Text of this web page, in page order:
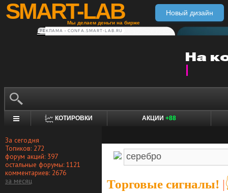
SMART-LAB
Мы делаем деньги на бирже
Новый дизайн
РЕКЛАМА • CONFA.SMART-LAB.RU
КОТИРОВКИ АКЦИИ +88
За сегодня
Топиков: 272
форум акций: 397
остальные форумы: 1121
комментариев: 2676
за месяц
Торговые сигналы! |